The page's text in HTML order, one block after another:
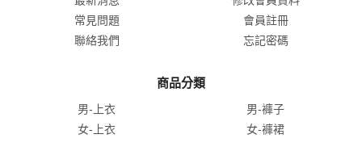
常見問題
聯絡我們
會員註冊
忘記密碼
商品分類
男-上衣
男-褲子
女-上衣
女-褲裙